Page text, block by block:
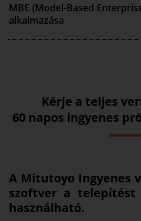
MBE (Model-Based
alkalmazása
Kérje a teljes
60 napos ingyenes
A Mitutoyo Ingyenes
szoftver a telepítést
használható.